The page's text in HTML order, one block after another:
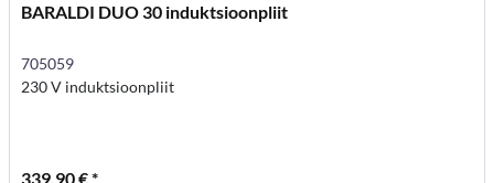
BARALDI DUO 30 induktsioonpliit
705059
230 V induktsioonpliit
339,90 € *